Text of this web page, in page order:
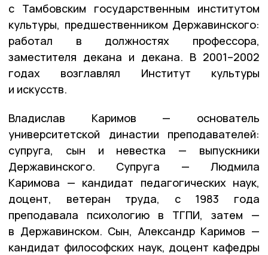
с Тамбовским государственным институтом
культуры, предшественником Державинского:
работал в должностях профессора,
заместителя декана и декана. В 2001–2002
годах возглавлял Институт культуры
и искусств.
Владислав Каримов — основатель
университетской династии преподавателей:
супруга, сын и невестка — выпускники
Державинского. Супруга — Людмила
Каримова — кандидат педагогических наук,
доцент, ветеран труда, с 1983 года
преподавала психологию в ТГПИ, затем —
в Державинском. Сын, Александр Каримов —
кандидат философских наук, доцент кафедры